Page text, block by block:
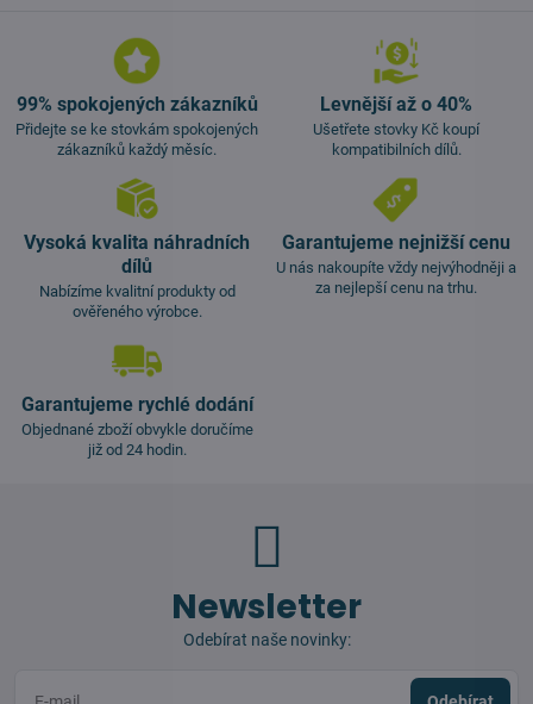
99% spokojených zákazníků
Přidejte se ke stovkám spokojených
zákazníků každý měsíc.
Levnější až o 40%
Ušetřete stovky Kč koupí
kompatibilních dílů.
Vysoká kvalita náhradních
dílů
Nabízíme kvalitní produkty od
ověřeného výrobce.
Garantujeme nejnižší cenu
U nás nakoupíte vždy nejvýhodněji a
za nejlepší cenu na trhu.
Garantujeme rychlé dodání
Objednané zboží obvykle doručíme
již od 24 hodin.
Newsletter
Odebírat naše novinky: